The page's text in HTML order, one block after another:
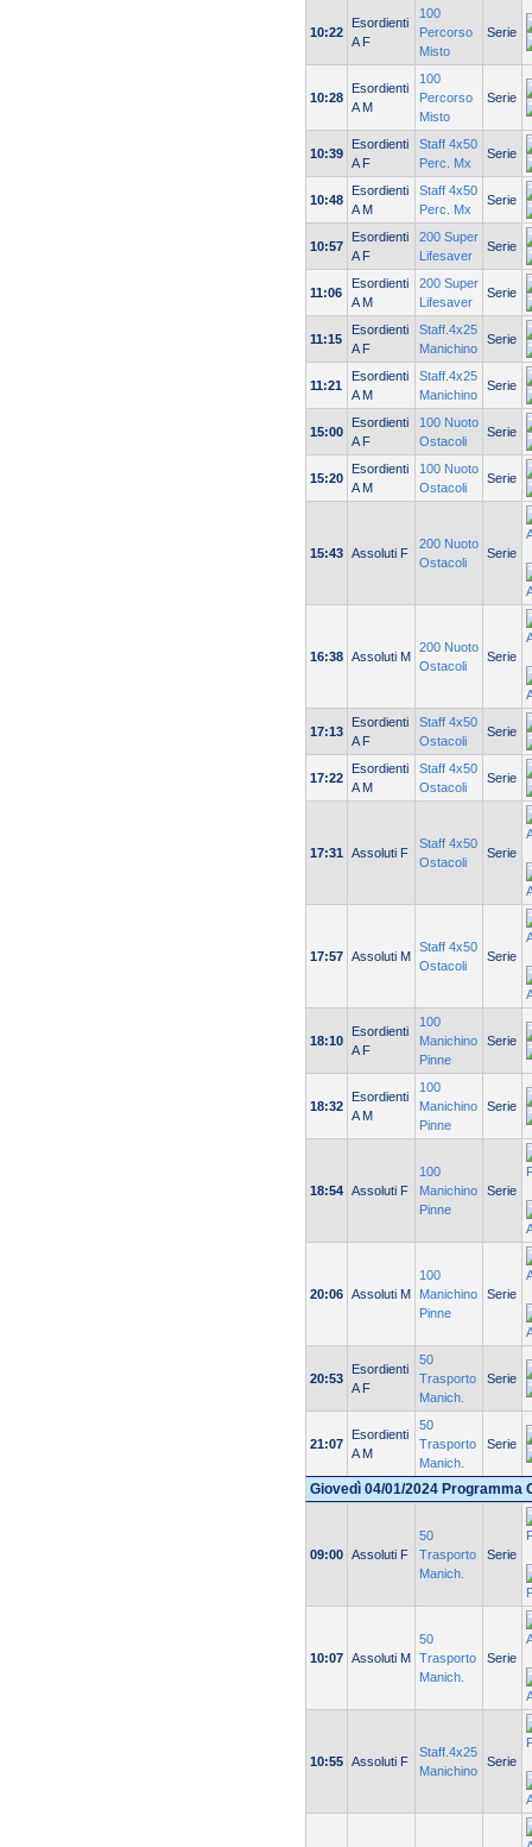
10:22
Esordienti
A F
100
Percorso
Misto
Serie
10:28
Esordienti
A M
100
Percorso
Misto
Serie
10:39
Esordienti
A F
Staff 4x50
Perc. Mx
Serie
10:48
Esordienti
A M
Staff 4x50
Perc. Mx
Serie
10:57
Esordienti
A F
200 Super
Lifesaver
Serie
11:06
Esordienti
A M
200 Super
Lifesaver
Serie
11:15
Esordienti
A F
Staff.4x25
Manichino
Serie
11:21
Esordienti
A M
Staff.4x25
Manichino
Serie
15:00
Esordienti
A F
100 Nuoto
Ostacoli
Serie
15:20
Esordienti
A M
100 Nuoto
Ostacoli
Serie
15:43 Assoluti F
200 Nuoto
Ostacoli
Serie
16:38 Assoluti M
200 Nuoto
Ostacoli
Serie
17:13
Esordienti
A F
Staff 4x50
Ostacoli
Serie
17:22
Esordienti
A M
Staff 4x50
Ostacoli
Serie
17:31 Assoluti F
Staff 4x50
Ostacoli
Serie
17:57 Assoluti M
Staff 4x50
Ostacoli
Serie
18:10
Esordienti
A F
100
Manichino
Pinne
Serie
18:32
Esordienti
A M
100
Manichino
Pinne
Serie
18:54 Assoluti F
100
Manichino
Pinne
Serie
20:06 Assoluti M
100
Manichino
Pinne
Serie
20:53
Esordienti
A F
50
Trasporto
Manich.
Serie
21:07
Esordienti
A M
50
Trasporto
Manich.
Serie
Giovedì 04/01/2024 Programma
09:00 Assoluti F
50
Trasporto
Manich.
Serie
10:07 Assoluti M
50
Trasporto
Manich.
Serie
10:55 Assoluti F
Staff.4x25
Manichino
Serie